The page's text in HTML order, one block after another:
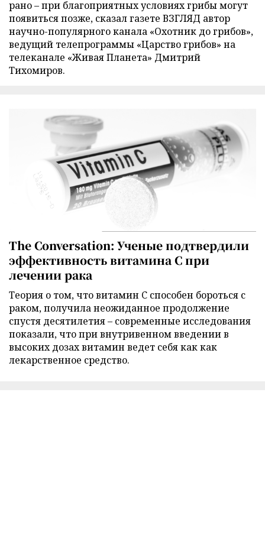
рано – при благоприятных условиях грибы могут
появиться позже, сказал газете ВЗГЛЯД автор
научно-популярного канала «Охотник до грибов»,
ведущий телепрограммы «Царство грибов» на
телеканале «Живая Планета» Дмитрий
Тихомиров.
The Conversation: Ученые подтвердили
эффективность витамина C при
лечении рака
Теория о том, что витамин C способен бороться с
раком, получила неожиданное продолжение
спустя десятилетия – современные исследования
показали, что при внутривенном введении в
высоких дозах витамин ведет себя как как
лекарственное средство.